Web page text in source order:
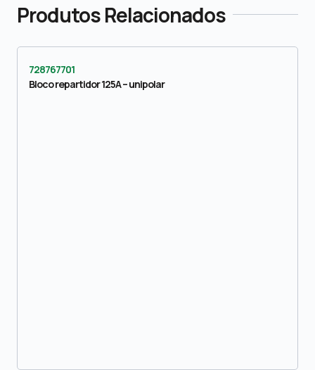
Produtos Relacionados
728767701
Bloco repartidor 125A – unipolar